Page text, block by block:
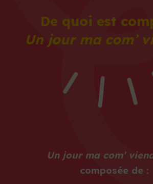
De quoi est
Un jour ma com’
Un jour ma com’
composée de :